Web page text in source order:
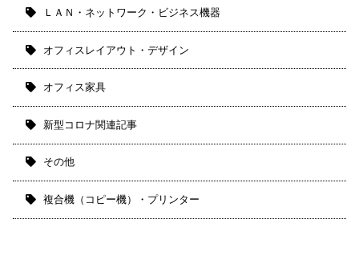
ＬＡＮ・ネットワーク・ビジネス機器
オフィスレイアウト・デザイン
オフィス家具
新型コロナ関連記事
その他
複合機（コピー機）・プリンター